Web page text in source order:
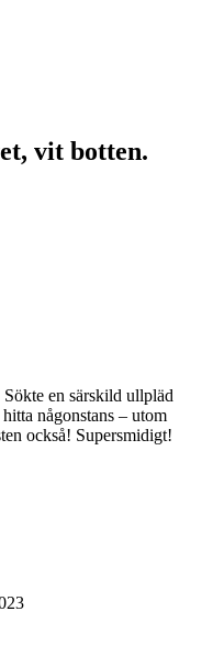
vit botten.
en särskild ullpläd
någonstans – utom
också! Supersmidigt!